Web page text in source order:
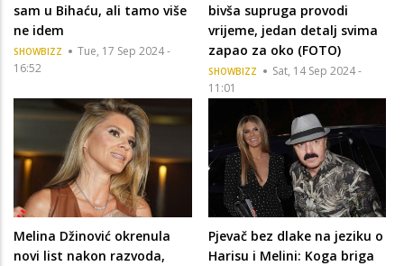
sam u Bihaću, ali tamo više
ne idem
SHOWBIZZ
Tue, 17 Sep 2024 -
16:52
bivša supruga provodi
vrijeme, jedan detalj svima
zapao za oko (FOTO)
SHOWBIZZ
Sat, 14 Sep 2024 -
11:01
Melina Džinović okrenula
novi list nakon razvoda,
Pjevač bez dlake na jeziku o
Harisu i Melini: Koga briga